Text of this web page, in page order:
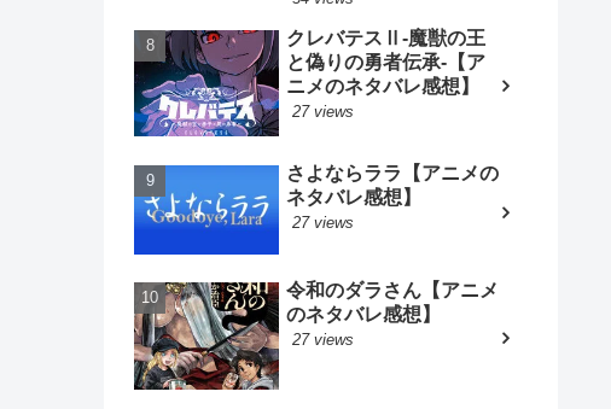
クレバテスⅡ-魔獣の王
と偽りの勇者伝承-【ア
ニメのネタバレ感想】
27 views
さよならララ【アニメの
ネタバレ感想】
27 views
令和のダラさん【アニメ
のネタバレ感想】
27 views